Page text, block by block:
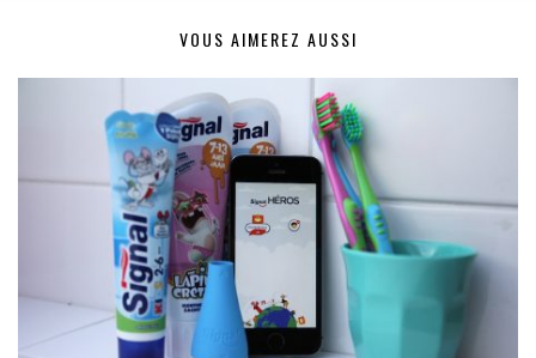
VOUS AIMEREZ AUSSI